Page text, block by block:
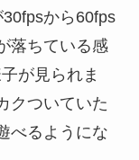
から60fps
落ちている感
が見られま
クついていた
べるようにな